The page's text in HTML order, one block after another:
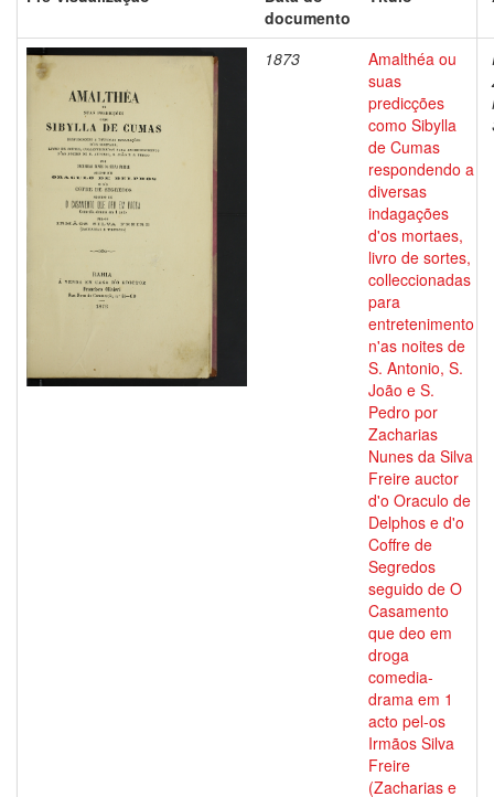
documento
1873
Amalthéa ou
suas
predicções
como Sibylla
de Cumas
respondendo a
diversas
indagações
d'os mortaes,
livro de sortes,
colleccionadas
para
entretenimento
n'as noites de
S. Antonio, S.
João e S.
Pedro por
Zacharias
Nunes da Silva
Freire auctor
d'o Oraculo de
Delphos e d'o
Coffre de
Segredos
seguido de O
Casamento
que deo em
droga
comedia-
drama em 1
acto pel-os
Irmãos Silva
Freire
(Zacharias e